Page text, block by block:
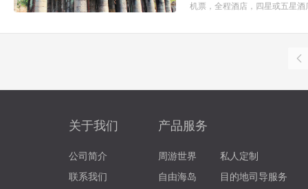
机票，全程酒店，四星或五星
关于我们
公司简介
联系我们
产品服务
周游世界
私人定制
自由海岛
目的地司导服务